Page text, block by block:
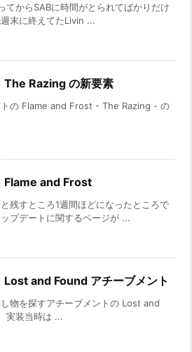
てからSABに時間がとられてばかりだけ
末に終えてたLivin ...
Razing の新要素
トの Flame and Frost - The Razing - の
and Frost
残すところ1週間ほどになったところで
プデートに関するページが ...
and Found アチーブメント
物を探すアチーブメントの Lost and
実装当時は ...